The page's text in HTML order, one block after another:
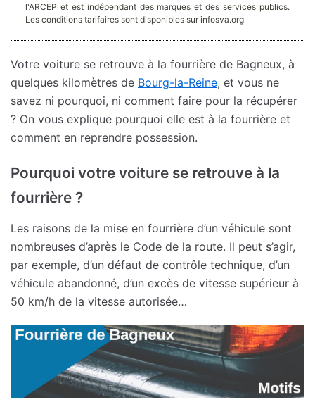
l'ARCEP et est indépendant des marques et des services publics.
Les conditions tarifaires sont disponibles sur infosva.org
Votre voiture se retrouve à la fourrière de Bagneux, à
quelques kilomètres de Bourg-la-Reine, et vous ne
savez ni pourquoi, ni comment faire pour la récupérer
? On vous explique pourquoi elle est à la fourrière et
comment en reprendre possession.
Pourquoi votre voiture se retrouve à la
fourrière ?
Les raisons de la mise en fourrière d’un véhicule sont
nombreuses d’après le Code de la route. Il peut s’agir,
par exemple, d’un défaut de contrôle technique, d’un
véhicule abandonné, d’un excès de vitesse supérieur à
50 km/h de la vitesse autorisée…